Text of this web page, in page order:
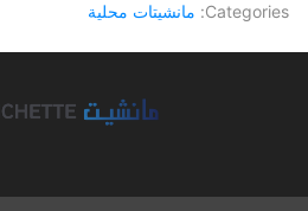
Categories: مانشيتات محلية